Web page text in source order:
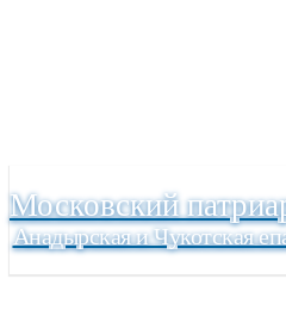
Московский
Анадырская и Чукотская